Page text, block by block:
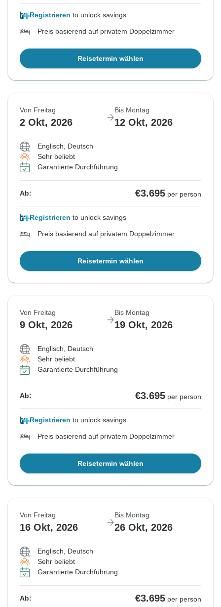
Registrieren to unlock savings
Preis basierend auf privatem Doppelzimmer
Reisetermin wählen
Von Freitag
2 Okt, 2026
Bis Montag
12 Okt, 2026
Englisch, Deutsch
Sehr beliebt
Garantierte Durchführung
Ab: €3.695 per person
Registrieren to unlock savings
Preis basierend auf privatem Doppelzimmer
Reisetermin wählen
Von Freitag
9 Okt, 2026
Bis Montag
19 Okt, 2026
Englisch, Deutsch
Sehr beliebt
Garantierte Durchführung
Ab: €3.695 per person
Registrieren to unlock savings
Preis basierend auf privatem Doppelzimmer
Reisetermin wählen
Von Freitag
16 Okt, 2026
Bis Montag
26 Okt, 2026
Englisch, Deutsch
Sehr beliebt
Garantierte Durchführung
Ab: €3.695 per person